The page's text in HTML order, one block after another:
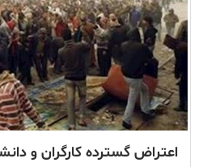
اعتراض گسترده کارگران و